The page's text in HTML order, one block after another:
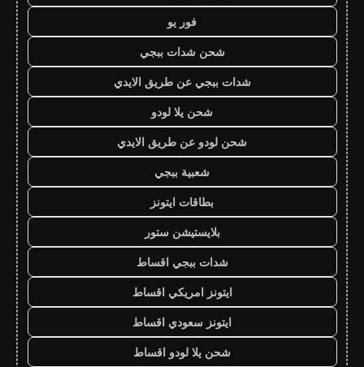
فور يو
شحن شدات ببجي
شدات ببجي عن طريق الايدي
شحن يلا لودو
شحن لودو عن طريق الايدي
شعبية ببجي
بطاقات ايتونز
بلايستيشن ستور
شدات ببجي اقساط
ايتونز امريكي اقساط
ايتونز سعودي اقساط
شحن يلا لودو اقساط